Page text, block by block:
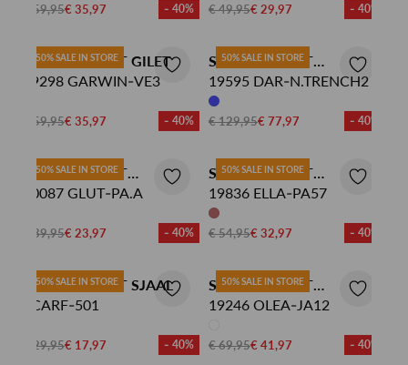
€ 59,95€ 35,97 - 40% € 49,95€ 29,97 - 40%
50% SALE IN STORE
SISTERS POINT GILET
19298 GARWIN-VE3
€ 59,95€ 35,97 - 40%
50% SALE IN STORE
SISTERS POINT
TRENCHCOAT
19595 DAR-N.TRENCH2
€ 129,95€ 77,97 - 40%
50% SALE IN STORE
SISTERS POINT
PANTALON
10087 GLUT-PA.A
€ 39,95€ 23,97 - 40%
50% SALE IN STORE
SISTERS POINT
PANTALON
19836 ELLA-PA57
€ 54,95€ 32,97 - 40%
50% SALE IN STORE
SISTERS POINT SJAAL
SCARF-501
€ 29,95€ 17,97 - 40%
50% SALE IN STORE
SISTERS POINT
DENIMJACK
19246 OLEA-JA12
€ 69,95€ 41,97 - 40%